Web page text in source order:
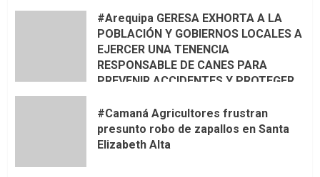
#Arequipa GERESA EXHORTA A LA
POBLACIÓN Y GOBIERNOS LOCALES A
EJERCER UNA TENENCIA
RESPONSABLE DE CANES PARA
PREVENIR ACCIDENTES Y PROTEGER
#Camaná Agricultores frustran
presunto robo de zapallos en Santa
Elizabeth Alta